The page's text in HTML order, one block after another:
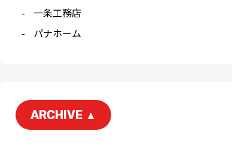
一条工務店
パナホーム
ARCHIVE ▲